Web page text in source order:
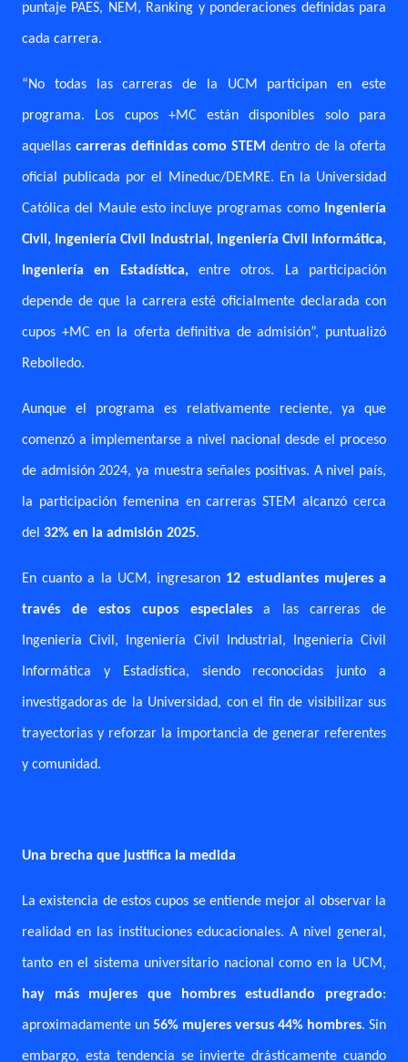
puntaje PAES, NEM, Ranking y ponderaciones definidas para
cada carrera.
“No todas las carreras de la UCM participan en este
programa. Los cupos +MC están disponibles solo para
aquellascarreras definidas como STEM dentro de la oferta
oficial publicada por el Mineduc/DEMRE. En la Universidad
Católica del Maule esto incluye programas como Ingeniería
Civil, Ingeniería Civil Industrial, Ingeniería Civil Informática,
Ingeniería en Estadística,entre otros. La participación
depende de que la carrera esté oficialmente declarada con
cupos +MC en la oferta definitiva de admisión”, puntualizó
Rebolledo.
Aunque el programa es relativamente reciente, ya que
comenzó a implementarse a nivel nacional desde el proceso
de admisión 2024, ya muestra señales positivas. A nivel país,
la participación femenina en carreras STEM alcanzó cerca
del 32% en la admisión 2025.
En cuanto a la UCM, ingresaron 12 estudiantes mujeres a
través de estos cupos especialesa las carreras de
Ingeniería Civil, Ingeniería Civil Industrial, Ingeniería Civil
Informática y Estadística, siendo reconocidas junto a
investigadoras de la Universidad, con el fin de visibilizar sus
trayectorias y reforzar la importancia de generar referentes
y comunidad.
Una brecha que justifica la medida
La existencia de estos cupos se entiende mejor al observar la
realidad en las instituciones educacionales. A nivel general,
tanto en el sistema universitario nacional como en la UCM,
hay más mujeres que hombres estudiando pregrado:
aproximadamente un 56% mujeres versus 44% hombres. Sin
embargo, esta tendencia se invierte drásticamente cuando